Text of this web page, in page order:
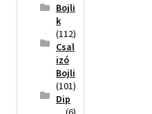
Bojli
k
(112)
Csal
izó
Bojli
(101)
Dip